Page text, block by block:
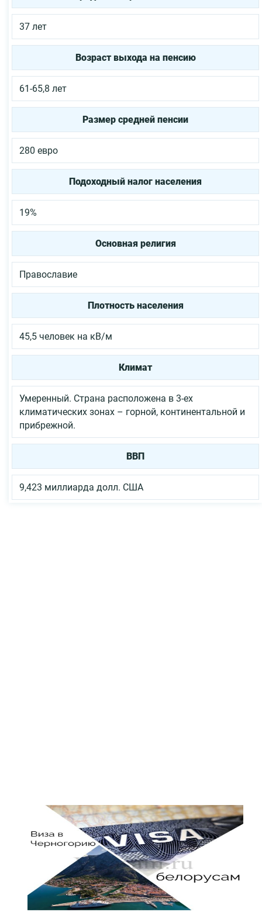
37 лет
Возраст выхода на пенсию
61-65,8 лет
Размер средней пенсии
280 евро
Подоходный налог населения
19%
Основная религия
Православие
Плотность населения
45,5 человек на кВ/м
Климат
Умеренный. Страна расположена в 3-ех
климатических зонах – горной, континентальной и
прибрежной.
ВВП
9,423 миллиарда долл. США